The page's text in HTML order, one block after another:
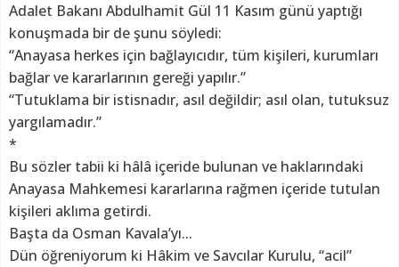
Adalet Bakanı Abdulhamit Gül 11 Kasım günü yaptığı
konuşmada bir de şunu söyledi:
“Anayasa herkes için bağlayıcıdır, tüm kişileri, kurumları
bağlar ve kararlarının gereği yapılır.”
“Tutuklama bir istisnadır, asıl değildir; asıl olan, tutuksuz
yargılamadır.”
*
Bu sözler tabii ki hâlâ içeride bulunan ve haklarındaki
Anayasa Mahkemesi kararlarına rağmen içeride tutulan
kişileri aklıma getirdi.
Başta da Osman Kavala’yı...
Dün öğreniyorum ki Hâkim ve Savcılar Kurulu, “acil”